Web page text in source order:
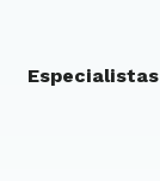
Especialistas